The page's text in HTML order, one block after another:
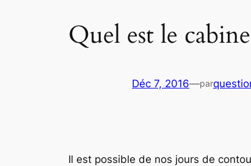
Quel est le
Déc 7, 2016—par
Il est possible de nos jours de